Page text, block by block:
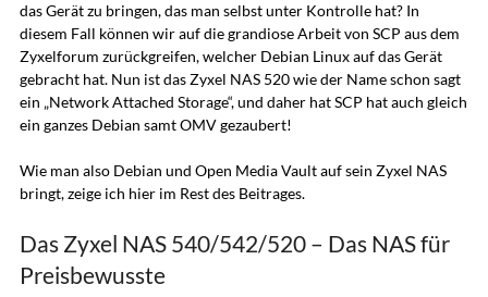
das Gerät zu bringen, das man selbst unter Kontrolle hat? In
diesem Fall können wir auf die grandiose Arbeit von SCP aus dem
Zyxelforum zurückgreifen, welcher Debian Linux auf das Gerät
gebracht hat. Nun ist das Zyxel NAS 520 wie der Name schon sagt
ein „Network Attached Storage“, und daher hat SCP hat auch gleich
ein ganzes Debian samt OMV gezaubert!
Wie man also Debian und Open Media Vault auf sein Zyxel NAS
bringt, zeige ich hier im Rest des Beitrages.
Das Zyxel NAS 540/542/520 – Das NAS für
Preisbewusste